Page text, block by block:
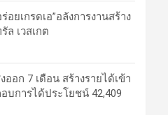
อยเกรดเอ”อลังการงานสร้าง
ล เวสเกต
อก 7 เดือน สร้างรายได้เข้า
บการได้ประโยชน์ 42,409